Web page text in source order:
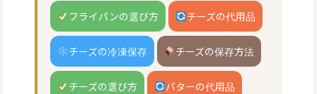
フライパンの選び方 チーズの代用品
チーズの冷凍保存 チーズの保存方法
チーズの選び方 バターの代用品